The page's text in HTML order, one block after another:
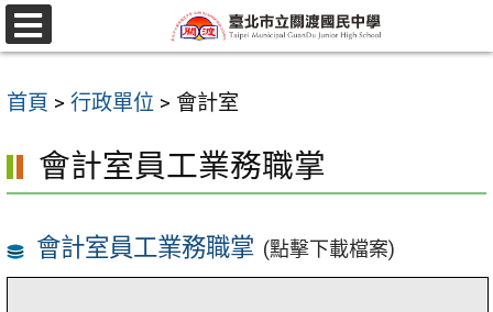
跳
至
要
容
選
單
首頁 > 行政單位 > 會計室
會計室員工業務職掌
會計室員工業務職掌 (點擊下載檔案)